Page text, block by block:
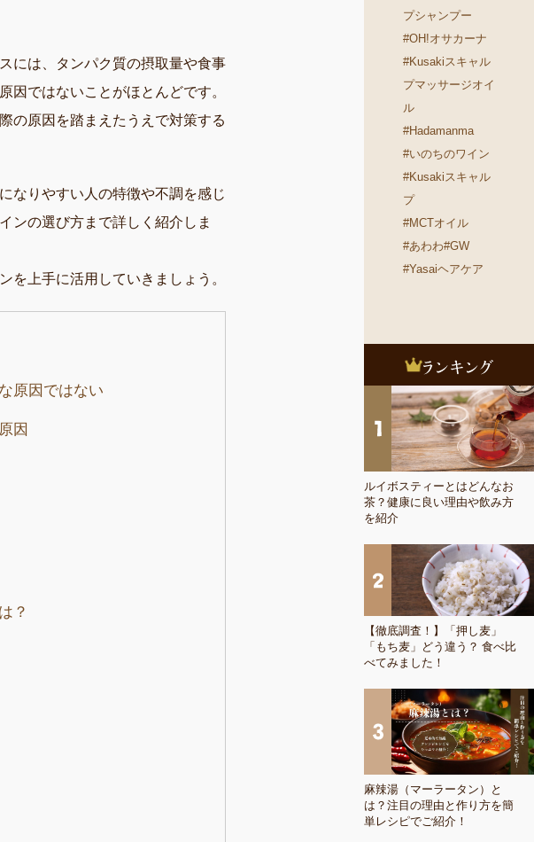
には、タンパク質の摂取量や食事
因ではないことがほとんどです。
の原因を踏まえたうえで対策する
なりやすい人の特徴や不調を感じ
ンの選び方まで詳しく紹介しま
を上手に活用していきましょう。
原因ではない
因
？
ルイボスティーとはどんなお
茶？健康に良い理由や飲み方
を紹介
【徹底調査！】「押し麦」
「もち麦」どう違う？ 食べ比
べてみました！
麻辣湯（マーラータン）と
は？注目の理由と作り方を簡
単レシピでご紹介！
プシャンプー
#OH!オサカーナ
#Kusakiスキャル
プマッサージオイ
ル
#Hadamanma
#いのちのワイン
#Kusakiスキャル
プ
#MCTオイル
#あわわ#GW
#Yasaiヘアケア